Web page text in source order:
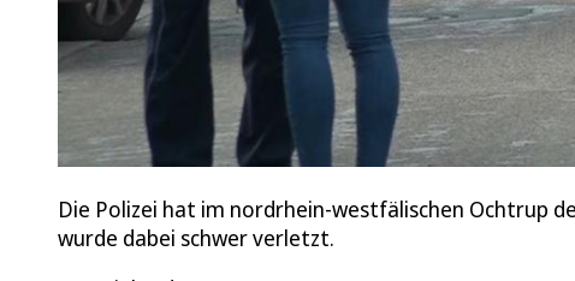
Die Polizei hat im nordrhein-westfälischen Ochtrup
wurde dabei schwer verletzt.